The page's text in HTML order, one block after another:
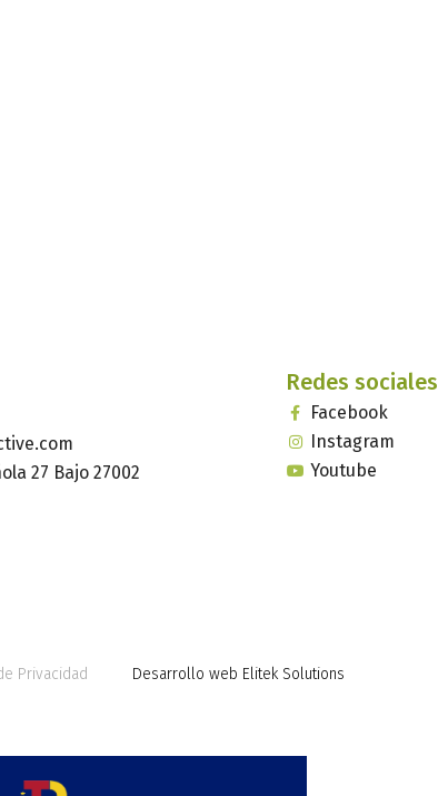
27 Bajo 27002
Redes sociales
Facebook
Instagram
Youtube
Privacidad Desarrollo web Elitek Solutions